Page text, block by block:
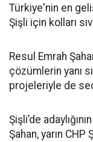
Türkiye'nin en
Şişli için kolları
Resul Emrah
çözümlerin yanı
projeleriyle de
Şişli’de
Şahan, yarın